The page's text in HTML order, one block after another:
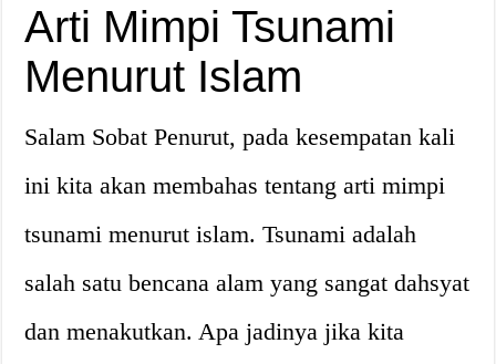
Arti Mimpi Tsunami
Menurut Islam
Salam Sobat Penurut, pada kesempatan kali
ini kita akan membahas tentang arti mimpi
tsunami menurut islam. Tsunami adalah
salah satu bencana alam yang sangat dahsyat
dan menakutkan. Apa jadinya jika kita